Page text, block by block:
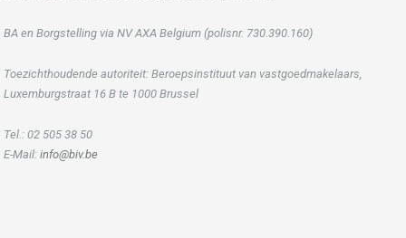
BA en Borgstelling via NV AXA Belgium (polisnr. 730.390.160)
Toezichthoudende autoriteit: Beroepsinstituut van vastgoedmakelaars,
Luxemburgstraat 16 B te 1000 Brussel
Tel.: 02 505 38 50
E-Mail: info@biv.be